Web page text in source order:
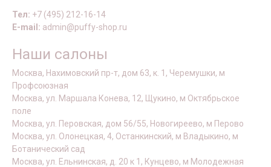
Тел: +7 (495) 212-16-14
E-mail: admin@puffy-shop.ru
Наши салоны
Москва, Нахимовский пр-т, дом 63, к. 1, Черемушки, м
Профсоюзная
Москва, ул. Маршала Конева, 12, Щукино, м Октябрьское
поле
Москва, ул. Перовская, дом 56/55, Новогиреево, м Перово
Москва, ул. Олонецкая, 4, Останкинский, м Владыкино, м
Ботанический сад
Москва, ул. Ельнинская, д. 20 к 1, Кунцево, м Молодежная